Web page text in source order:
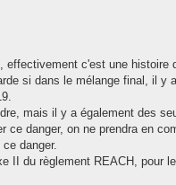
effectivement c'est une histoire
si dans le mélange final, il
mais il y a également des
ce danger, on ne prendra en
danger.
II du règlement REACH, pour